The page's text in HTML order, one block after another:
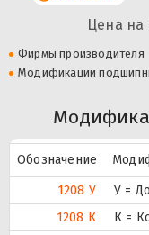
Цена на
Фирмы производителя
Модификации
Обозначение
1208 У
У =
1208 К
К =